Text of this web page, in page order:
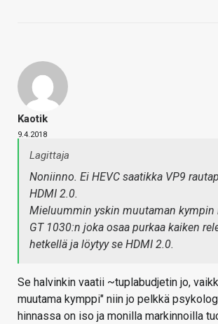
Kaotik
9.4.2018
Lagittaja
Noniinno. Ei HEVC saatikka VP9
HDMI 2.0.
Mieluummin yskin muutaman kympin
GT 1030:n joka osaa purkaa kaiken
hetkellä ja löytyy se HDMI 2.0.
Se halvinkin vaatii ~tuplabudjetin jo,
muutama kymppi" niin jo pelkkä
hinnassa on iso ja monilla markinnoilla